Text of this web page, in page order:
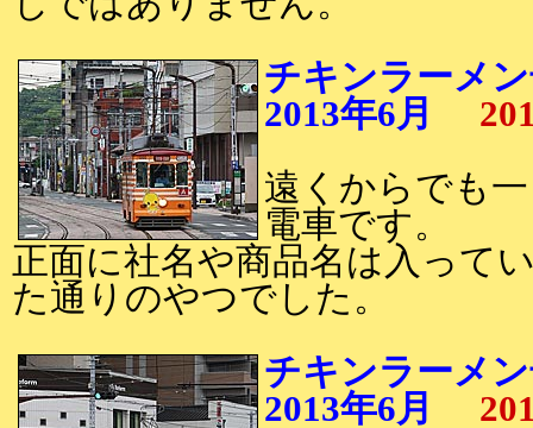
チキンラーメ
2013年6月
遠くからでも
電車です。
正面に社名や商品名は入って
た通りのやつでした。
チキンラーメ
2013年6月